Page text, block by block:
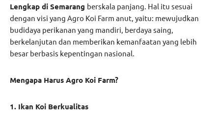
Lengkap di Semarang berskala panjang. Hal itu sesuai
dengan visi yang Agro Koi Farm anut, yaitu: mewujudkan
budidaya perikanan yang mandiri, berdaya saing,
berkelanjutan dan memberikan kemanfaatan yang lebih
besar berbasis kepentingan nasional.
Mengapa Harus Agro Koi Farm?
1. Ikan Koi Berkualitas